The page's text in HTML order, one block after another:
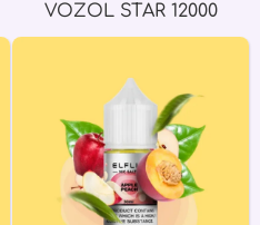
VOZOL STAR 12000